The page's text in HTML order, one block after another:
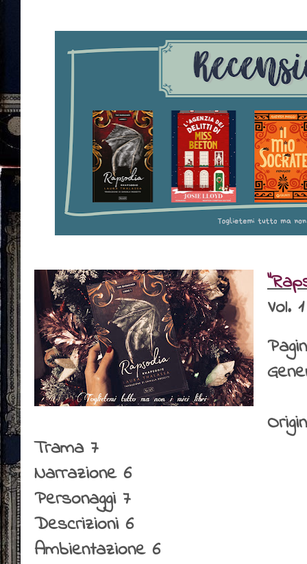
Vol.
Trama 7
Narrazione 6
Personaggi 7
Descrizioni 6
Ambientazione 6